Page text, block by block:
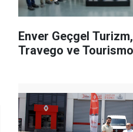
Enver Geçgel
Travego ve Tourismo